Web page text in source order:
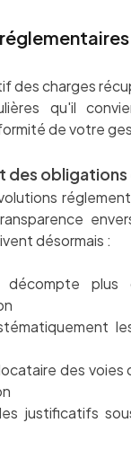
des charges
qu'il
de votre
des
désormais :
décompte
des voies
justificatifs